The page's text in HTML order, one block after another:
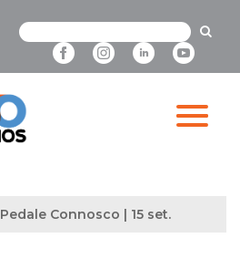
Pedale Connosco | 15 set.